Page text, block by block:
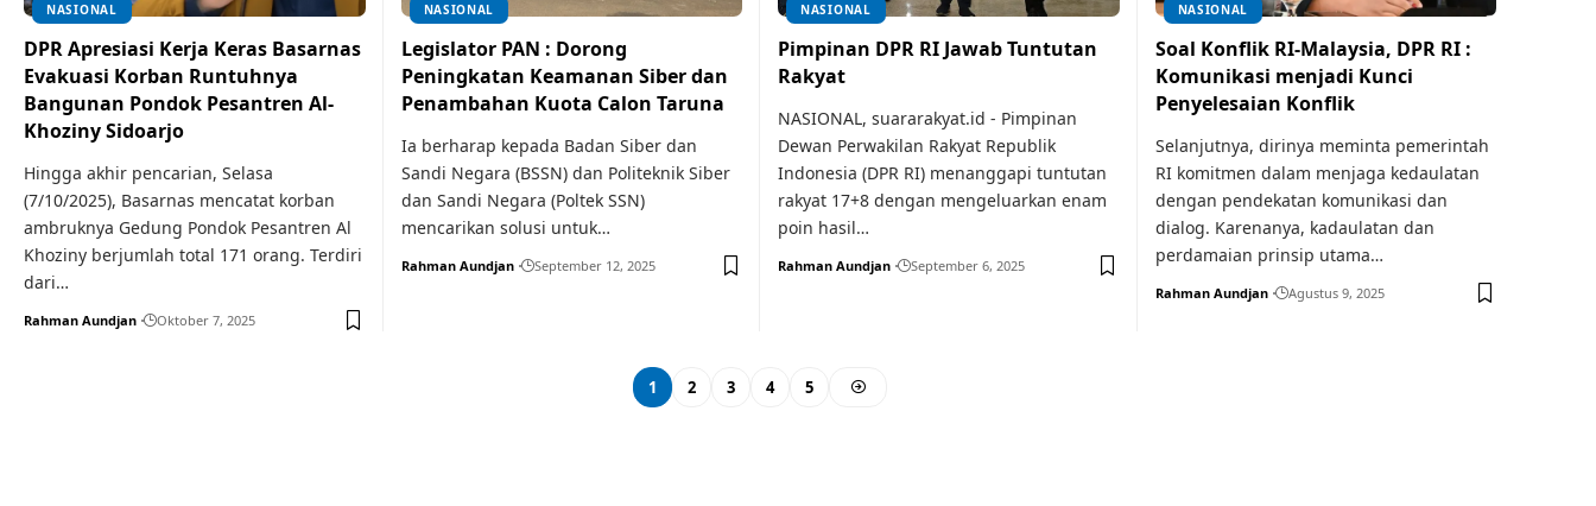
NASIONAL
DPR Apresiasi Kerja Keras Basarnas
Evakuasi Korban Runtuhnya
Bangunan Pondok Pesantren Al-
Khoziny Sidoarjo
Hingga akhir pencarian, Selasa
(7/10/2025), Basarnas mencatat korban
ambruknya Gedung Pondok Pesantren Al
Khoziny berjumlah total 171 orang. Terdiri
dari…
Rahman Aundjan Oktober 7, 2025
NASIONAL
Legislator PAN : Dorong
Peningkatan Keamanan Siber dan
Penambahan Kuota Calon Taruna
Ia berharap kepada Badan Siber dan
Sandi Negara (BSSN) dan Politeknik Siber
dan Sandi Negara (Poltek SSN)
mencarikan solusi untuk…
Rahman Aundjan September 12, 2025
NASIONAL
Pimpinan DPR RI Jawab Tuntutan
Rakyat
NASIONAL, suararakyat.id - Pimpinan
Dewan Perwakilan Rakyat Republik
Indonesia (DPR RI) menanggapi tuntutan
rakyat 17+8 dengan mengeluarkan enam
poin hasil…
Rahman Aundjan September 6, 2025
NASIONAL
Soal Konflik RI-Malaysia, DPR RI :
Komunikasi menjadi Kunci
Penyelesaian Konflik
Selanjutnya, dirinya meminta pemerintah
RI komitmen dalam menjaga kedaulatan
dengan pendekatan komunikasi dan
dialog. Karenanya, kadaulatan dan
perdamaian prinsip utama…
Rahman Aundjan Agustus 9, 2025
1 2 3 4 5